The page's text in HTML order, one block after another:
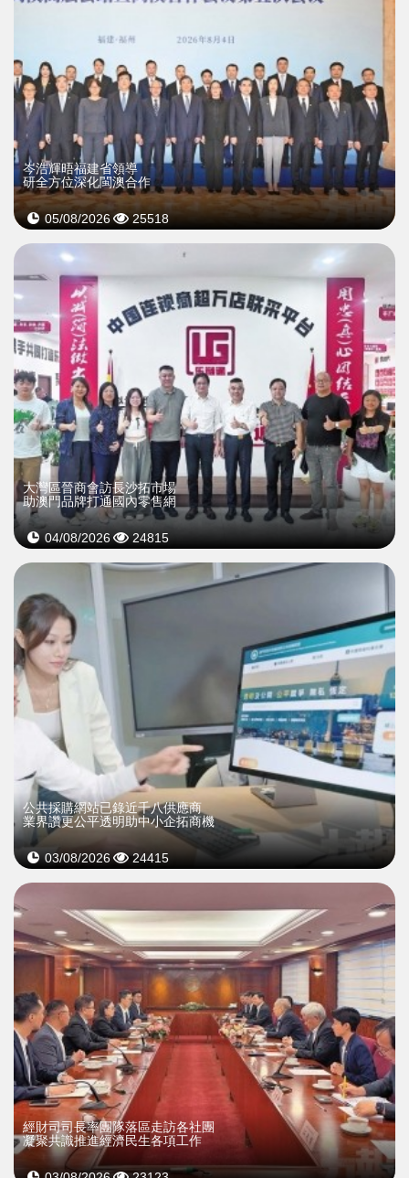
岑浩輝晤福建省領導
研全方位深化閩澳合作
05/08/2026 25518
大灣區晉商會訪長沙拓市場
助澳門品牌打通國內零售網
04/08/2026 24815
公共採購網站已錄近千八供應商
業界讚更公平透明助中小企拓商機
03/08/2026 24415
經財司司長率團隊落區走訪各社團
凝聚共識推進經濟民生各項工作